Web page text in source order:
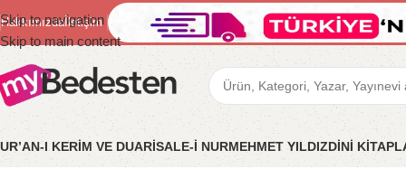
Skip to navigation
Skip to main content
Hakkımızdaİletişim
I KERİM VE DUARİSALE-İ NURMEHMET YILDIZDİNİ
Ana Sayfa Risale-i Nur /Büyük Boy / Risale-i Nur – Emirdağ